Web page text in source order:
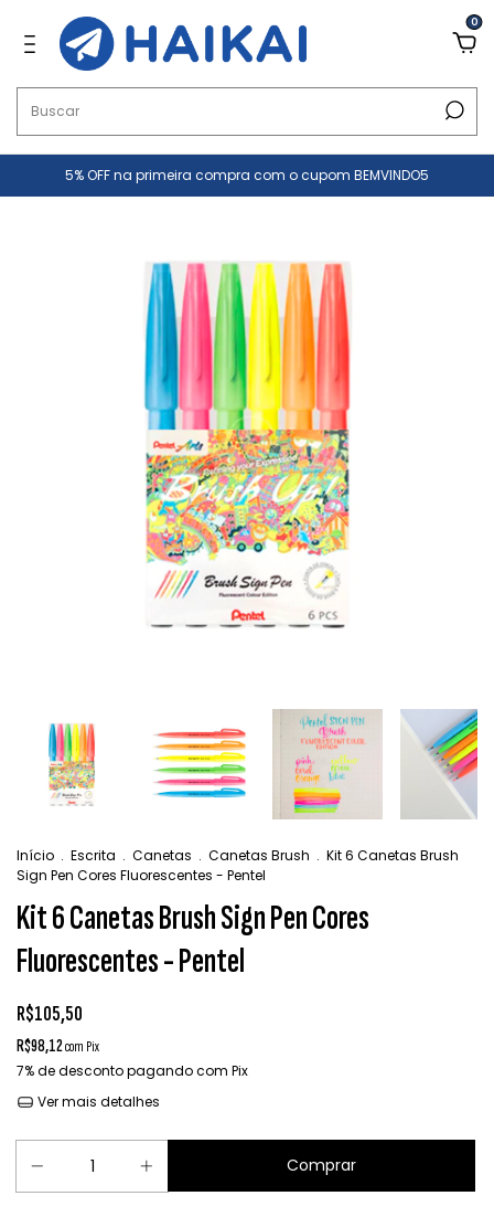
0
5% OFF na primeira compra com o cupom BEMVINDO5
Início . Escrita . Canetas . Canetas Brush . Kit 6 Canetas Brush
Sign Pen Cores Fluorescentes - Pentel
Kit 6 Canetas Brush Sign Pen Cores
Fluorescentes - Pentel
R$105,50
R$98,12com Pix
7% de descontopagando com Pix
Ver mais detalhes